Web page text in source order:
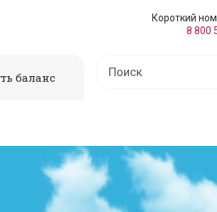
Короткий
8 800
баланс